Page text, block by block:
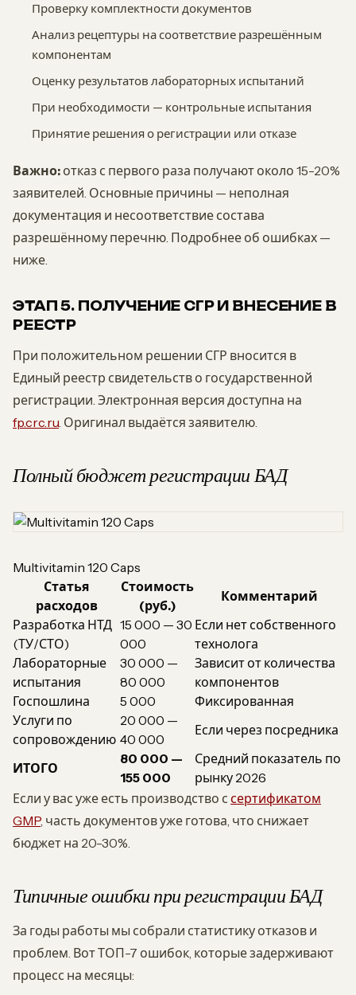
Проверку комплектности документов
Анализ рецептуры на соответствие разрешённым
компонентам
Оценку результатов лабораторных испытаний
При необходимости — контрольные испытания
Принятие решения о регистрации или отказе
Важно: отказ с первого раза получают около 15-20%
заявителей. Основные причины — неполная
документация и несоответствие состава
разрешённому перечню. Подробнее об ошибках —
ниже.
ЭТАП 5. ПОЛУЧЕНИЕ СГР И ВНЕСЕНИЕ В
РЕЕСТР
При положительном решении СГР вносится в
Единый реестр свидетельств о государственной
регистрации. Электронная версия доступна на
fp.crc.ru. Оригинал выдаётся заявителю.
Полный бюджет регистрации БАД
Multivitamin 120 Caps
Статья
расходов
Стоимость
(руб.)
Комментарий
Разработка НТД
(ТУ/СТО)
15 000 — 30
000
Если нет собственного
технолога
Лабораторные
испытания
30 000 —
80 000
Зависит от количества
компонентов
Госпошлина
5 000
Фиксированная
Услуги по
сопровождению
20 000 —
40 000
Если через посредника
ИТОГО
80 000 —
155 000
Средний показатель по
рынку 2026
Если у вас уже есть производство с сертификатом
GMP, часть документов уже готова, что снижает
бюджет на 20-30%.
Типичные ошибки при регистрации БАД
За годы работы мы собрали статистику отказов и
проблем. Вот ТОП-7 ошибок, которые задерживают
процесс на месяцы: